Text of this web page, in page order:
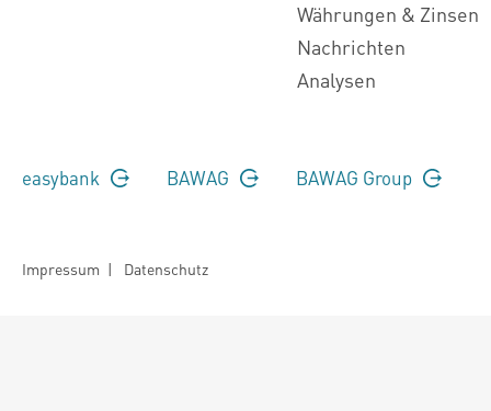
Währungen & Zinsen
Nachrichten
Analysen
easybank BAWAG BAWAG Group
Impressum | Datenschutz